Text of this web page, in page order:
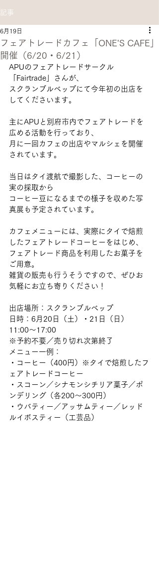
記事
フェアトレードカフェ「ONE'S CAFE」
開催（6/20・6/21）
6月19日
APUのフェアトレードサークル
「Fairtrade」
さんが、
スクランブルベップにて今年初の出店を
してくださいます。
主にAPUと別府市内でフェアトレードを
広める活動を行っており、
月に一回カフェの出店やマルシェを開催
されています。
当日はタイ渡航で撮影した、コーヒーの
実の採取から
コーヒー豆になるまでの様子を収めた写
真展も予定されています。
カフェメニューには、実際にタイで焙煎
したフェアトレードコーヒーをはじめ、
フェアトレード商品を利用したお菓子を
ご用意。
雑貨の販売も行うそうですので、ぜひお
気軽にお立ち寄りください！
出店場所：スクランブルベップ
日時：6月20日（土）・21日（日）
11:00〜17:00
※予約不要／売り切れ次第終了
メニュー一例：
・コーヒー（400円）※タイで焙煎したフ
ェアトレードコーヒー
・スコーン／シナモンシチリア菓子／ポ
ンデリング（各200〜300円）
・ウバティー／アッサムティー／レッド
ルイボスティー（工芸品）